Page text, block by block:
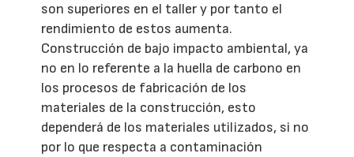
son superiores en el taller y por tanto el
rendimiento de estos aumenta.
Construcción de bajo impacto ambiental, ya
no en lo referente a la huella de carbono en
los procesos de fabricación de los
materiales de la construcción, esto
dependerá de los materiales utilizados, si no
por lo que respecta a contaminación